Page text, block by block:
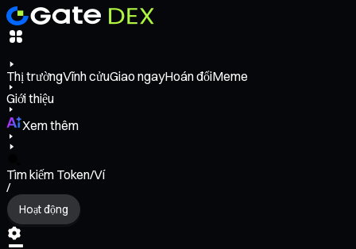
Thị trườngVĩnh cửuGiao ngayHoán đổiMeme
Giới thiệu
Xem thêm
Tìm kiếm Token/Ví
/
Hoạt động